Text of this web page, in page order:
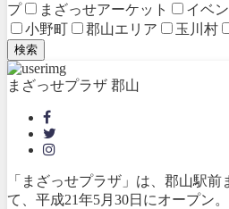
プ
まざっせアーケット イベ
小野町
郡山エリア 玉川村
検索
まざっせプラザ 郡山
「まざっせプラザ」は、郡山駅
て、平成21年5月30日にオープン。